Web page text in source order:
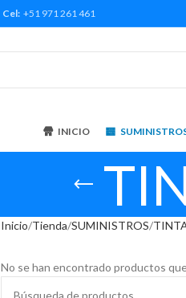
Cel: +51 971 261 461
INICIO
Inicio Tienda SUMINISTROS
No se han encontrado productos